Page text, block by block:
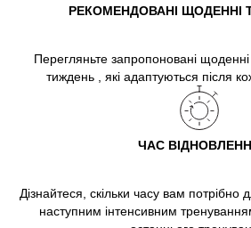
РЕКОМЕНДОВАНІ ЩОДЕННІ
Перегляньте запропоновані
тиждень , які адаптуються після
ЧАС
Дізнайтеся, скільки часу вам потрібно
наступним інтенсивним